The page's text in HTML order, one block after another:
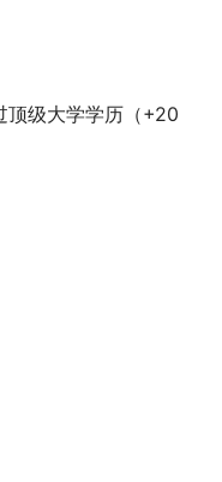
级大学学历（+20